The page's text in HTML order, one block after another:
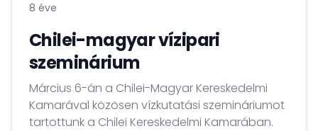
8 éve
Chilei-magyar vízipari
szeminárium
Március 6-án a Chilei-Magyar Kereskedelmi
Kamarával közösen vízkutatási szemináriumot
tartottunk a Chilei Kereskedelmi Kamarában.